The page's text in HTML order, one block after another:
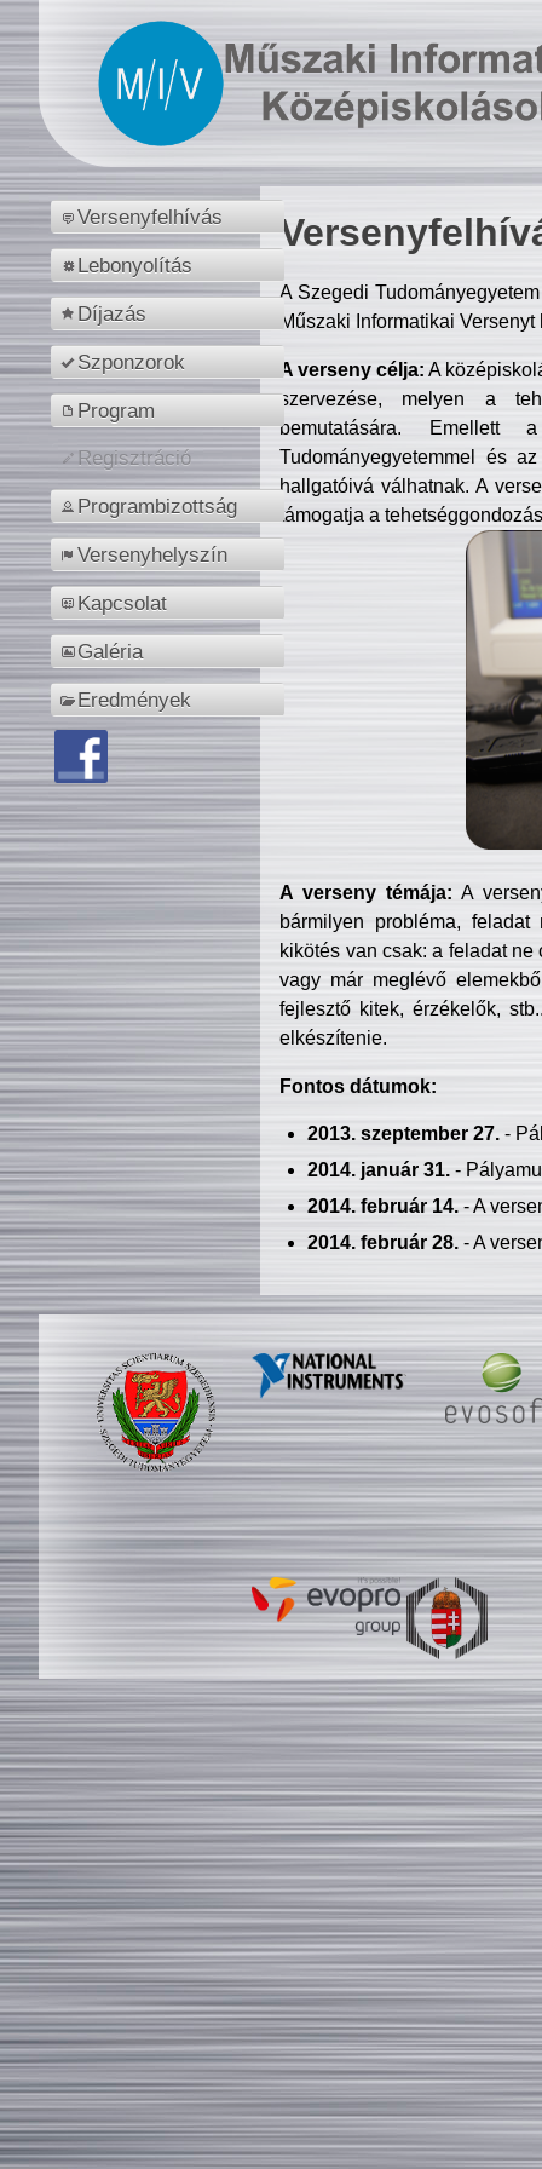
Versenyfelhívás
Lebonyolítás
Díjazás
Szponzorok
Program
Regisztráció
Programbizottság
Versenyhelyszín
Kapcsolat
Galéria
Eredmények
A Szegedi
Műszaki Informatikai
A verseny célja: A
szervezése, melyen a
bemutatására. Emellett
Tudományegyetemmel és
hallgatóivá válhatnak. A
támogatja a
A verseny témája: A
bármilyen probléma, feladat
kikötés van csak: a feladat
vagy már meglévő
fejlesztő kitek, érzékelők,
elkészítenie.
Fontos dátumok:
2013. szeptember 27.-
2014. január 31.-
2014. február 14.- A
2014. február 28.- A